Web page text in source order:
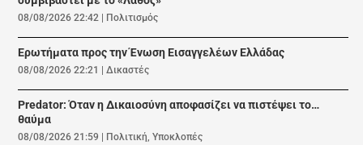
08/08/2026 22:42 | Πολιτισμός
Ερωτήματα προς την Ένωση Εισαγγελέων Ελλάδας
08/08/2026 22:21 |Δικαστές
Predator: Όταν η Δικαιοσύνη αποφασίζει να πιστέψει το…
θαύμα
08/08/2026 21:59 | Πολιτική ,Υποκλοπές